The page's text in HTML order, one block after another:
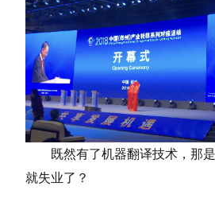
既然有了机器翻译技术，那是
就失业了？